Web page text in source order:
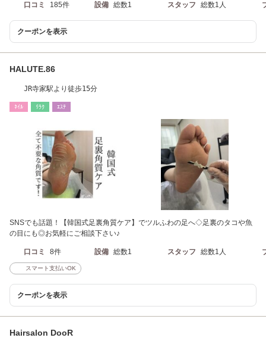
口コミ 185件 設備 総数1 スタッフ 総数1人
クーポンを表示
HALUTE.86
JR寺家駅より徒歩15分
ﾈｲﾙ ﾘﾗｸ ｴｽﾃ
SNSでも話題！【韓国式足裏角質ケア】でツルふわの足へ◇足裏のタコや魚
の目にも◎お気軽にご相談下さい♪
口コミ 8件 設備 総数1 スタッフ 総数1人
スマート支払いOK
クーポンを表示
Hairsalon DooR